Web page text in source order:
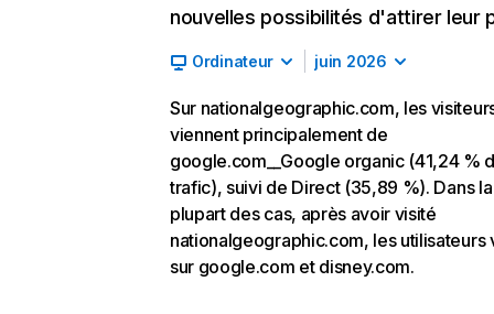
nouvelles possibilités d'attirer leur
Ordinateur juin 2026
Sur nationalgeographic.com, les
viennent principalement de
google.com__Google organic (41,24 %
trafic), suivi de Direct (35,89 %). Dans la
plupart des cas, après avoir visité
nationalgeographic.com, les utilisateurs
sur google.com et disney.com.